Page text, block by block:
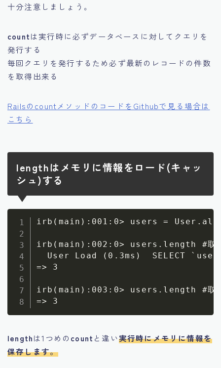
十分注意しましょう。
countは実行時に必ずデータベースに対してクエリを
発行する
毎回クエリを発行するため必ず最新のレコードの件数
を取得出来る
RailsのcountメソッドのコードをGithubで見る場合は
こちら
lengthはメモリに情報をロード(キャッ
シュ)する
irb(main):001:0> users = User.all
irb(main):002:0> users.length #取得し
User Load (0.3ms)  SELECT
=> 3
irb(main):003:0> users.length #取得し
lengthは1つめの count と違い実行時にメモリに情報を
保存します。